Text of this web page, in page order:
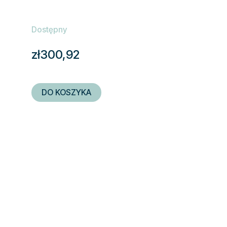
Dostępny
zł300,92
DO KOSZYKA